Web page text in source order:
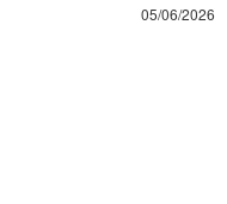
05/06/2026